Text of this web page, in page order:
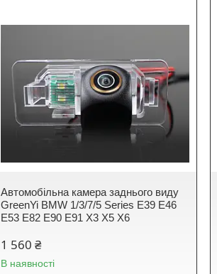
Автомобільна камера заднього виду
GreenYi BMW 1/3/7/5 Series E39 E46
E53 E82 E90 E91 X3 X5 X6
1 560 ₴
В наявності